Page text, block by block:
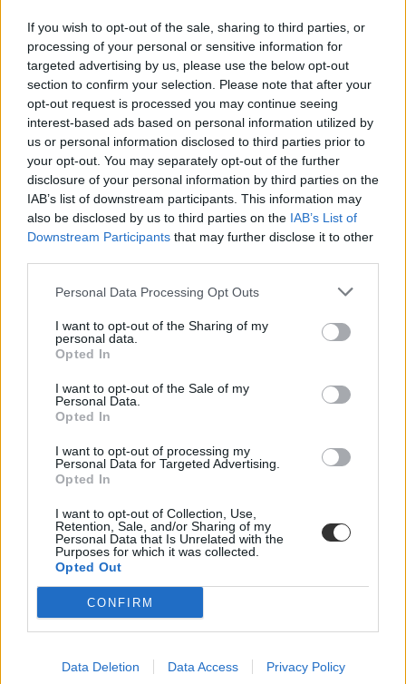
If you wish to opt-out of the sale, sharing to third parties, or
processing of your personal or sensitive information for
targeted advertising by us, please use the below opt-out
section to confirm your selection. Please note that after your
opt-out request is processed you may continue seeing
interest-based ads based on personal information utilized by
us or personal information disclosed to third parties prior to
your opt-out. You may separately opt-out of the further
disclosure of your personal information by third parties on the
IAB’s list of downstream participants. This information may
also be disclosed by us to third parties on the IAB’s List of
Downstream Participants that may further disclose it to other
Personal Data Processing Opt Outs
I want to opt-out of the Sharing of my
personal data.
Opted In
I want to opt-out of the Sale of my
Personal Data.
Opted In
I want to opt-out of processing my
Personal Data for Targeted Advertising.
Opted In
I want to opt-out of Collection, Use,
Retention, Sale, and/or Sharing of my
Personal Data that Is Unrelated with the
Purposes for which it was collected.
Opted Out
CONFIRM
Data Deletion Data Access Privacy Policy